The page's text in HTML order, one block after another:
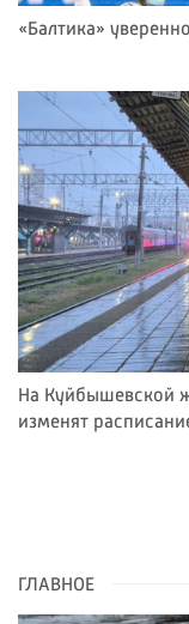
«Балтика»
На Куйбышевской
изменят
ГЛАВНОЕ